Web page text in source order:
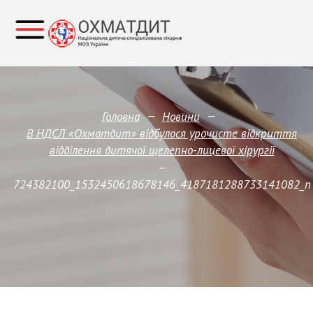
Головна — Новини —
В НДСЛ «Охматдит» відбулося урочисте відкриття
відділення дитячої щелепно-лицевої хірургії
—
724382100_1532450618678146_4187181288733141082_n